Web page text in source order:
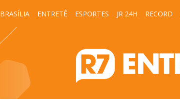
BRASÍLIA ENTRETÊ ESPORTES JR 24H RECORD